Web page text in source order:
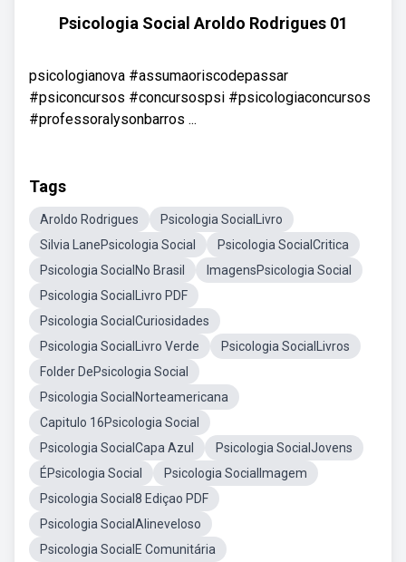
Psicologia Social Aroldo Rodrigues 01
psicologianova #assumaoriscodepassar
#psiconcursos #concursospsi #psicologiaconcursos
#professoralysonbarros ...
Tags
Aroldo Rodrigues
Psicologia SocialLivro
Silvia LanePsicologia Social
Psicologia SocialCritica
Psicologia SocialNo Brasil
ImagensPsicologia Social
Psicologia SocialLivro PDF
Psicologia SocialCuriosidades
Psicologia SocialLivro Verde
Psicologia SocialLivros
Folder DePsicologia Social
Psicologia SocialNorteamericana
Capitulo 16Psicologia Social
Psicologia SocialCapa Azul
Psicologia SocialJovens
ÉPsicologia Social
Psicologia SocialImagem
Psicologia Social8 Ediçao PDF
Psicologia SocialAlineveloso
Psicologia SocialE Comunitária